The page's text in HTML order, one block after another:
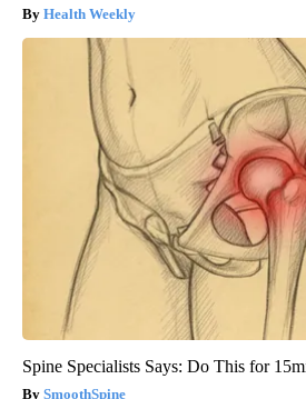
Health Weekly
Spine Specialists Says: Do This for
SmoothSpine